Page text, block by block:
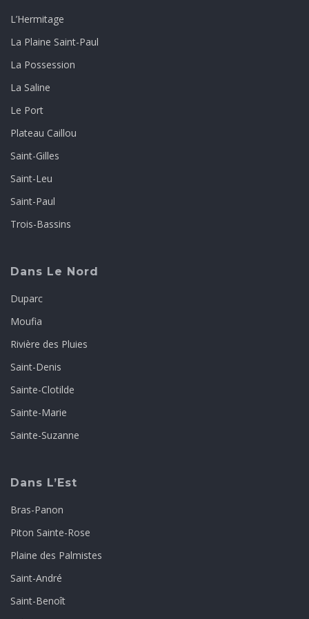
L’Hermitage
La Plaine Saint-Paul
La Possession
La Saline
Le Port
Plateau Caillou
Saint-Gilles
Saint-Leu
Saint-Paul
Trois-Bassins
Dans Le Nord
Duparc
Moufia
Rivière des Pluies
Saint-Denis
Sainte-Clotilde
Sainte-Marie
Sainte-Suzanne
Dans L’Est
Bras-Panon
Piton Sainte-Rose
Plaine des Palmistes
Saint-André
Saint-Benoît